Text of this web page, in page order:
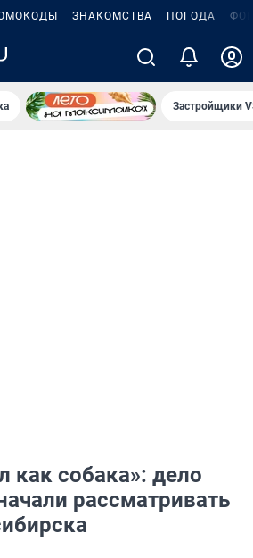
ЗНАКОМСТВА ПОГОДА
Застройщики
как собака»: дело
рассматривать